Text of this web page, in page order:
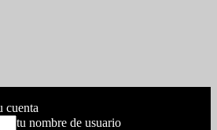
cuenta
tu nombre de usuario